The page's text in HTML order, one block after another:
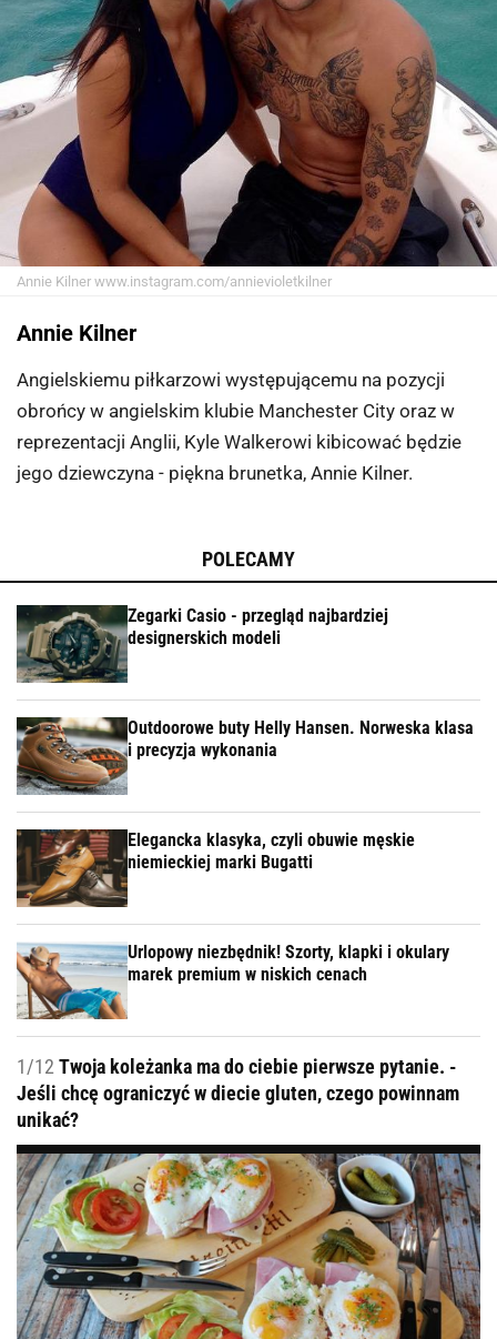
Annie Kilner www.instagram.com/annievioletkilner
Annie Kilner
Angielskiemu piłkarzowi występującemu na pozycji
obrońcy w angielskim klubie Manchester City oraz w
reprezentacji Anglii, Kyle Walkerowi kibicować będzie
jego dziewczyna - piękna brunetka, Annie Kilner.
POLECAMY
Zegarki Casio - przegląd najbardziej
designerskich modeli
Outdoorowe buty Helly Hansen. Norweska klasa
i precyzja wykonania
Elegancka klasyka, czyli obuwie męskie
niemieckiej marki Bugatti
Urlopowy niezbędnik! Szorty, klapki i okulary
marek premium w niskich cenach
1/12Twoja koleżanka ma do ciebie pierwsze pytanie. -
Jeśli chcę ograniczyć w diecie gluten, czego powinnam
unikać?